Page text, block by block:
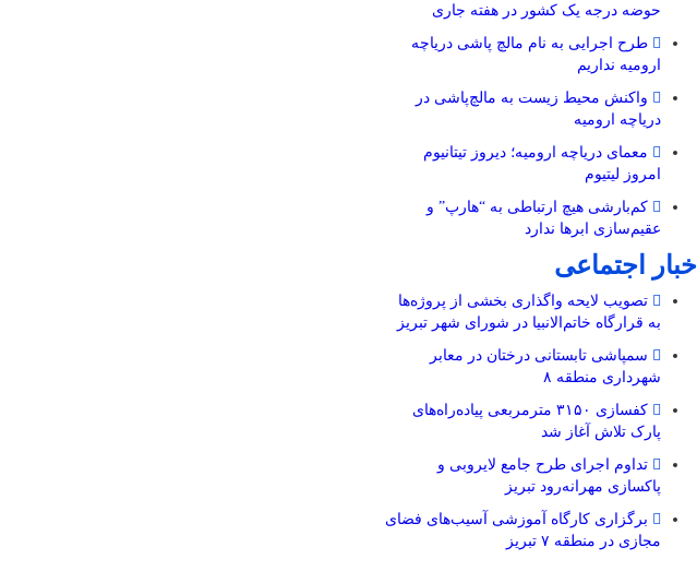
حوضه‌ درجه یک کشور در هفته جاری
طرح اجرایی به نام مالچ پاشی دریاچه
ارومیه نداریم
واکنش محیط زیست به مالچ‌پاشی در
دریاچه ارومیه
معمای دریاچه ارومیه؛ دیروز تیتانیوم
امروز لیتیوم
کم‌بارشی هیچ ارتباطی به “هارپ” و
عقیم‌سازی ابرها ندارد
اخبار اجتماعی
تصویب لایحه واگذاری بخشی از پروژه‌ها
به قرارگاه خاتم‌الانبیا در شورای شهر تبریز
سمپاشی تابستانی درختان در معابر
شهرداری منطقه ۸
کفسازی ۳۱۵۰ مترمربعی پیاده‌راه‌های
پارک تلاش آغاز شد
تداوم اجرای طرح جامع لایروبی و
پاکسازی مهرانه‌رود تبریز
برگزاری کارگاه آموزشی آسیب‌های فضای
مجازی در منطقه ۷ تبریز